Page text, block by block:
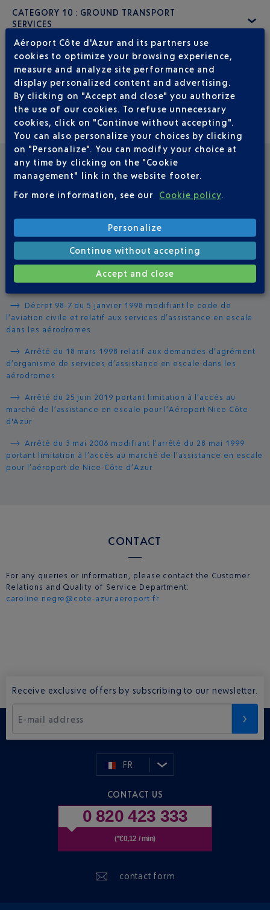
CATEGORY 10 : GROUND TRANSPORT
SERVICES
CATEGORY 11 : AIRCRAFT CATERING
SERVICES
LEGISLATION AND REFERENCE TEXTS
à l’accès au marché de l’assistance en escale dans les
aéroports de la communauté.
Décret 98-7 du 5 janvier 1998 modifiant le code de
l’aviation civile et relatif aux services d’assistance en escale
dans les aérodromes
Décret 98-7 du 5 janvier 1998 modifiant le code de
l’aviation civile et relatif aux services d’assistance en escale
dans les aérodromes
Arrêté du 18 mars 1998 relatif aux demandes d’agrément
d’organisme de services d’assistance en escale dans les
aérodromes
Arrêté du 25 juin 2019 portant limitation à l’accès au
marché de l’assistance en escale pour l’Aéroport Nice Côte
d'Azur
Arrêté du 3 mai 2006 modifiant l’arrêté du 28 mai 1999
portant limitation à l’accès au marché de l’assistance en escale
pour l’aéroport de Nice-Côte d’Azur
CONTACT
For any queries or information, please contact the Customer
Relations and Quality of Service Department:
caroline.negre@cote-azur.aeroport.fr
Receive exclusive offers by subscribing to our newsletter.
E-mail address
FR
CONTACT US
0 820 423 333
(*€0,12 / min)
contact form
Aéroport Côte d'Azur and its partners use
cookies to optimize your browsing experience,
measure and analyze site performance and
display personalized content and advertising.
By clicking on "Accept and close" you authorize
the use of our cookies. To refuse unnecessary
cookies, click on "Continue without accepting".
You can also personalize your choices by clicking
on "Personalize". You can modify your choice at
any time by clicking on the "Cookie
management" link in the website footer.
For more information, see our
Cookie policy
Personalize
Continue without accepting
Accept and close